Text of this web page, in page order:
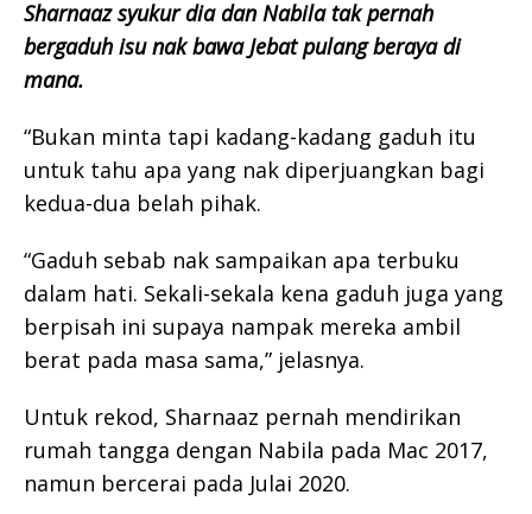
Sharnaaz syukur dia dan Nabila tak pernah
bergaduh isu nak bawa Jebat pulang beraya di
mana.
“Bukan minta tapi kadang-kadang gaduh itu
untuk tahu apa yang nak diperjuangkan bagi
kedua-dua belah pihak.
“Gaduh sebab nak sampaikan apa terbuku
dalam hati. Sekali-sekala kena gaduh juga yang
berpisah ini supaya nampak mereka ambil
berat pada masa sama,” jelasnya.
Untuk rekod, Sharnaaz pernah mendirikan
rumah tangga dengan Nabila pada Mac 2017,
namun bercerai pada Julai 2020.